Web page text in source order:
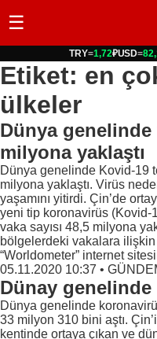
☰
TRY=1,72₽USD=
Etiket: en
ülkeler
Dünya genelinde
milyona yaklaştı
Dünya genelinde Kovid-19
milyona yaklaştı. Virüs
yaşamını yitirdi. Çin’de
yeni tip koronavirüs (Kovid-
vaka sayısı 48,5 milyona
bölgelerdeki vakalara
“Worldometer” internet
05.11.2020 10:37 •
Dünay
Dünya genelinde
33 milyon 310 bini aştı.
kentinde ortaya çıkan ve